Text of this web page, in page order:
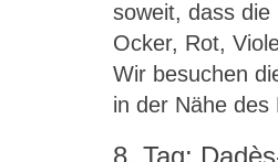
soweit, dass
Ocker, Rot,
Wir besuchen
in der Nähe des
8. Tag: